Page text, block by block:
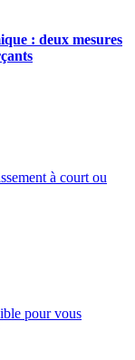
: deux mesures
à court ou
pour vous